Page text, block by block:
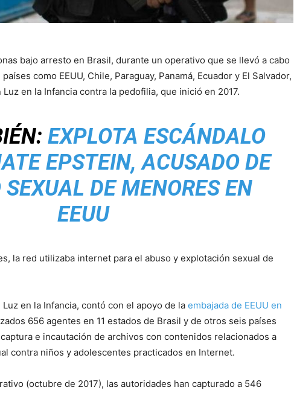
bajo arresto en Brasil, durante un operativo que se llevó a cabo
como EEUU, Chile, Paraguay, Panamá, Ecuador y El Salvador,
en la Infancia contra la pedofilia, que inició en 2017.
EXPLOTA ESCÁNDALO
EPSTEIN, ACUSADO DE
DE MENORES EN
EEUU
la red utilizaba internet para el abuso y explotación sexual de
en la Infancia, contó con el apoyo de la embajada de EEUU en
656 agentes en 11 estados de Brasil y de otros seis países
e incautación de archivos con contenidos relacionados a
contra niños y adolescentes practicados en Internet.
(octubre de 2017), las autoridades han capturado a 546